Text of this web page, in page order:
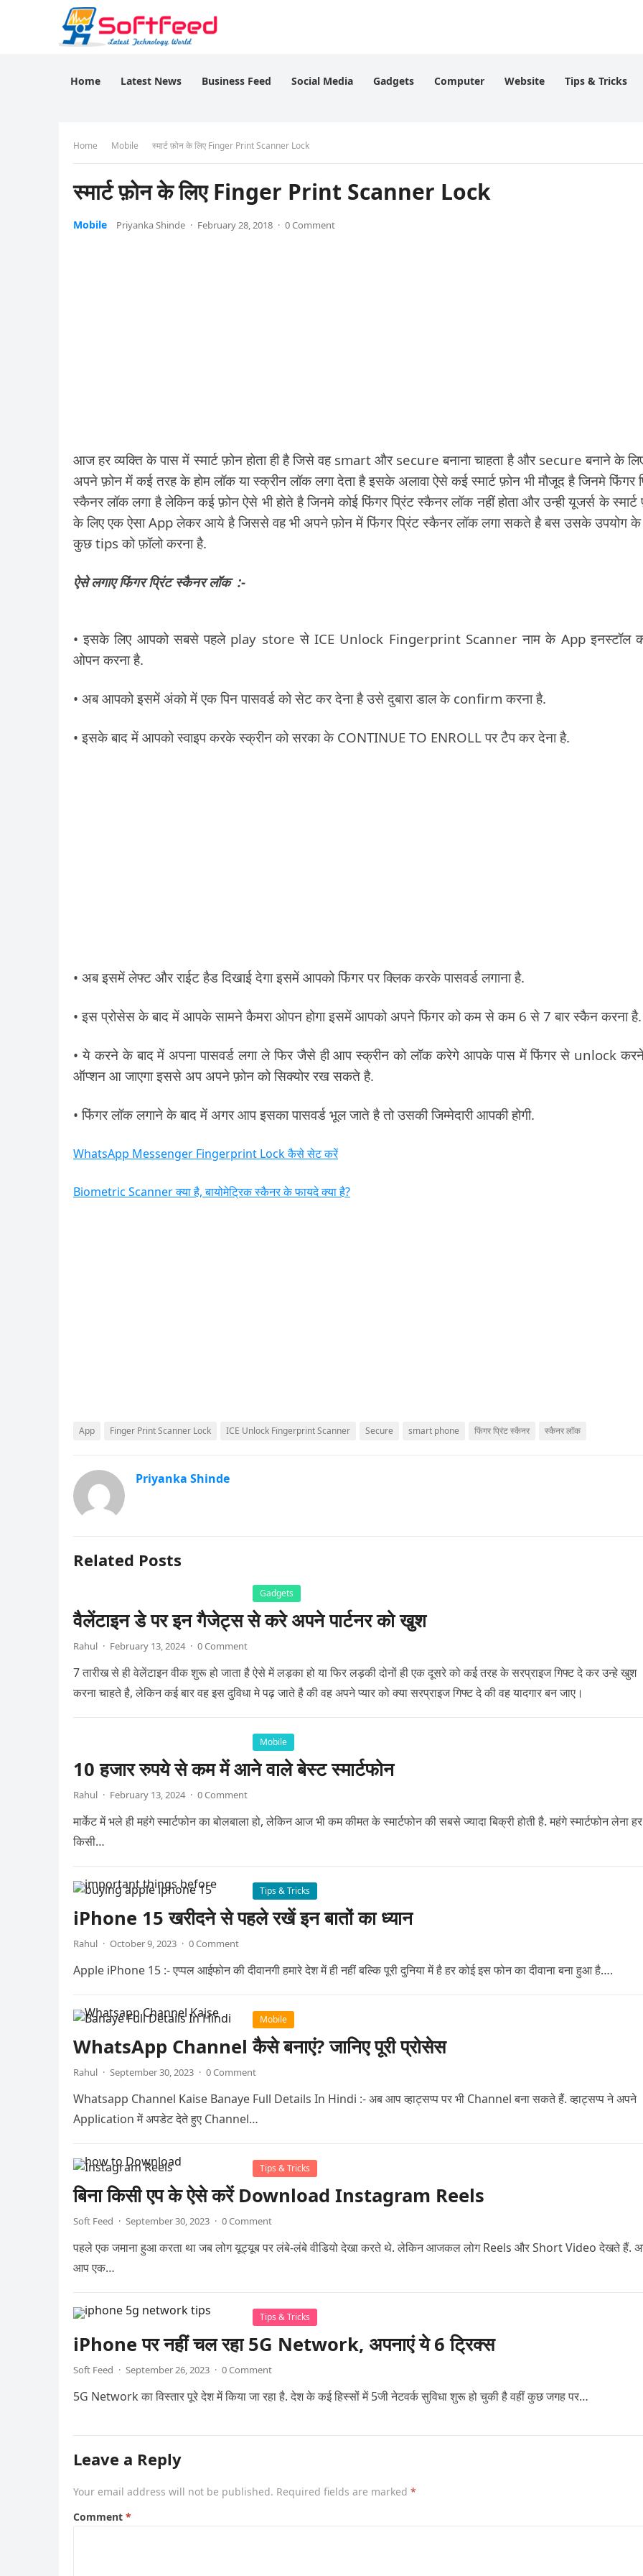
Home Latest News Business Feed Social Media Gadgets Computer Website Tips & Tricks
Home Mobile स्मार्ट फ़ोन के लिए Finger Print Scanner Lock
स्मार्ट फ़ोन के लिए Finger Print Scanner Lock
Mobile Priyanka Shinde · February 28, 2018 · 0 Comment
आज हर व्यक्ति के पास में स्मार्ट फ़ोन होता ही है जिसे वह smart और secure बनाना चाहता है और secure बनाने के
अपने फ़ोन में कई तरह के होम लॉक या स्क्रीन लॉक लगा देता है इसके अलावा ऐसे कई स्मार्ट फ़ोन भी मौजूद है जिनमे फिंगर
स्कैनर लॉक लगा है लेकिन कई फ़ोन ऐसे भी होते है जिनमे कोई फिंगर प्रिंट स्कैनर लॉक नहीं होता और उन्ही यूजर्स के स्मार्ट
के लिए एक ऐसा App लेकर आये है जिससे वह भी अपने फ़ोन में फिंगर प्रिंट स्कैनर लॉक लगा सकते है बस उसके उपयोग के
कुछ tips को फ़ॉलो करना है.
ऐसे लगाए फिंगर प्रिंट स्कैनर लॉक :-
• इसके लिए आपको सबसे पहले play store से ICE Unlock Fingerprint Scanner नाम के App इनस्टॉल
ओपन करना है.
• अब आपको इसमें अंको में एक पिन पासवर्ड को सेट कर देना है उसे दुबारा डाल के confirm करना है.
• इसके बाद में आपको स्वाइप करके स्क्रीन को सरका के CONTINUE TO ENROLL पर टैप कर देना है.
• अब इसमें लेफ्ट और राईट हैड दिखाई देगा इसमें आपको फिंगर पर क्लिक करके पासवर्ड लगाना है.
• इस प्रोसेस के बाद में आपके सामने कैमरा ओपन होगा इसमें आपको अपने फिंगर को कम से कम 6 से 7 बार स्कैन करना है.
• ये करने के बाद में अपना पासवर्ड लगा ले फिर जैसे ही आप स्क्रीन को लॉक करेगे आपके पास में फिंगर से unlock
ऑप्शन आ जाएगा इससे अप अपने फ़ोन को सिक्योर रख सकते है.
• फिंगर लॉक लगाने के बाद में अगर आप इसका पासवर्ड भूल जाते है तो उसकी जिम्मेदारी आपकी होगी.
WhatsApp Messenger Fingerprint Lock कैसे सेट करें
Biometric Scanner क्या है, बायोमेट्रिक स्कैनर के फायदे क्या है?
App Finger Print Scanner Lock ICE Unlock Fingerprint Scanner Secure smart phone फिंगर प्रिंट स्कैनर स्कैनर लॉक
Priyanka Shinde
Related Posts
Gadgets
वैलेंटाइन डे पर इन गैजेट्स से करे अपने पार्टनर को खुश
Rahul · February 13, 2024 · 0 Comment
7 तारीख से ही वेलेंटाइन वीक शुरू हो जाता है ऐसे में लड़का हो या फिर लड़की दोनों ही एक दूसरे को कई तरह के सरप्राइज गिफ्ट दे कर उन्हे खुश
करना चाहते है, लेकिन कई बार वह इस दुविधा मे पढ़ जाते है की वह अपने प्यार को क्या सरप्राइज गिफ्ट दे की वह यादगार बन जाए।
Mobile
10 हजार रुपये से कम में आने वाले बेस्ट स्मार्टफोन
Rahul · February 13, 2024 · 0 Comment
मार्केट में भले ही महंगे स्मार्टफोन का बोलबाला हो, लेकिन आज भी कम कीमत के स्मार्टफोन की सबसे ज्यादा बिक्री होती है. महंगे स्मार्टफोन लेना हर
किसी…
Tips & Tricks
iPhone 15 खरीदने से पहले रखें इन बातों का ध्यान
Rahul · October 9, 2023 · 0 Comment
Apple iPhone 15 :- एप्पल आईफोन की दीवानगी हमारे देश में ही नहीं बल्कि पूरी दुनिया में है हर कोई इस फोन का दीवाना बना हुआ है….
Mobile
WhatsApp Channel कैसे बनाएं? जानिए पूरी प्रोसेस
Rahul · September 30, 2023 · 0 Comment
Whatsapp Channel Kaise Banaye Full Details In Hindi :- अब आप व्हाट्सप्प पर भी Channel बना सकते हैं. व्हाट्सप्प ने अपने
Application में अपडेट देते हुए Channel…
Tips & Tricks
बिना किसी एप के ऐसे करें Download Instagram Reels
Soft Feed · September 30, 2023 · 0 Comment
पहले एक जमाना हुआ करता था जब लोग यूट्यूब पर लंबे-लंबे वीडियो देखा करते थे. लेकिन आजकल लोग Reels और Short Video देखते हैं.
आप एक…
Tips & Tricks
iPhone पर नहीं चल रहा 5G Network, अपनाएं ये 6 ट्रिक्स
Soft Feed · September 26, 2023 · 0 Comment
5G Network का विस्तार पूरे देश में किया जा रहा है. देश के कई हिस्सों में 5जी नेटवर्क सुविधा शुरू हो चुकी है वहीं कुछ जगह पर…
Leave a Reply
Your email address will not be published. Required fields are marked *
Comment *